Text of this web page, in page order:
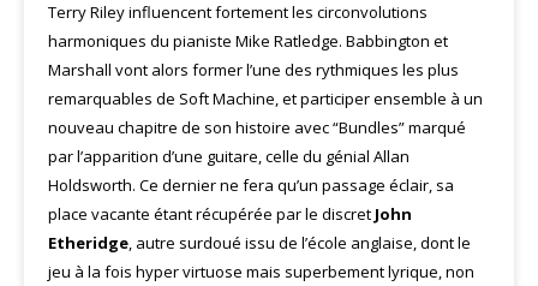
Terry Riley influencent fortement les circonvolutions
harmoniques du pianiste Mike Ratledge. Babbington et
Marshall vont alors former l’une des rythmiques les plus
remarquables de Soft Machine, et participer ensemble à un
nouveau chapitre de son histoire avec “Bundles” marqué
par l’apparition d’une guitare, celle du génial Allan
Holdsworth. Ce dernier ne fera qu’un passage éclair, sa
place vacante étant récupérée par le discret John
Etheridge, autre surdoué issu de l’école anglaise, dont le
jeu à la fois hyper virtuose mais superbement lyrique, non